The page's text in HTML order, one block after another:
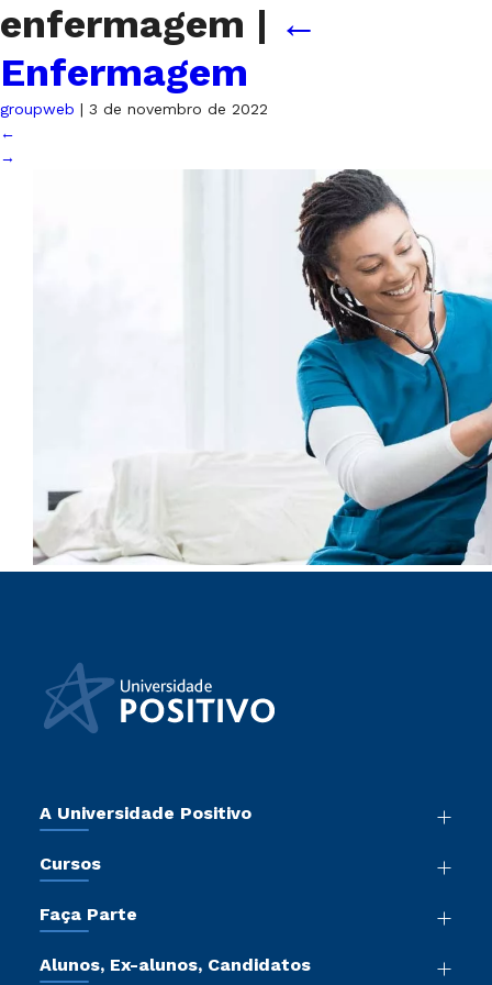
enfermagem | ←
Enfermagem
groupweb | 3 de novembro de 2022
←
→
A Universidade Positivo
Sala de Imprensa
Trabalhe Conosco
Sou Colaborador
Cursos
Pós-Graduação
Faça Parte
Vestibular Redação
Alunos, Ex-alunos, Candidatos